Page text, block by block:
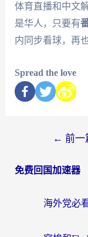
体育直播和中文
是华人，只要有
内同步看球，再
Spread the love
← 前一
免费回国加速器